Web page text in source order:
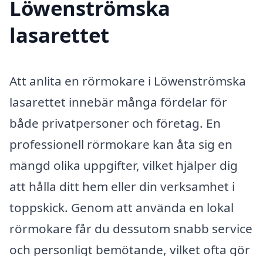
Löwenströmska
lasarettet
Att anlita en rörmokare i Löwenströmska
lasarettet innebär många fördelar för
både privatpersoner och företag. En
professionell rörmokare kan åta sig en
mängd olika uppgifter, vilket hjälper dig
att hålla ditt hem eller din verksamhet i
toppskick. Genom att använda en lokal
rörmokare får du dessutom snabb service
och personligt bemötande, vilket ofta gör